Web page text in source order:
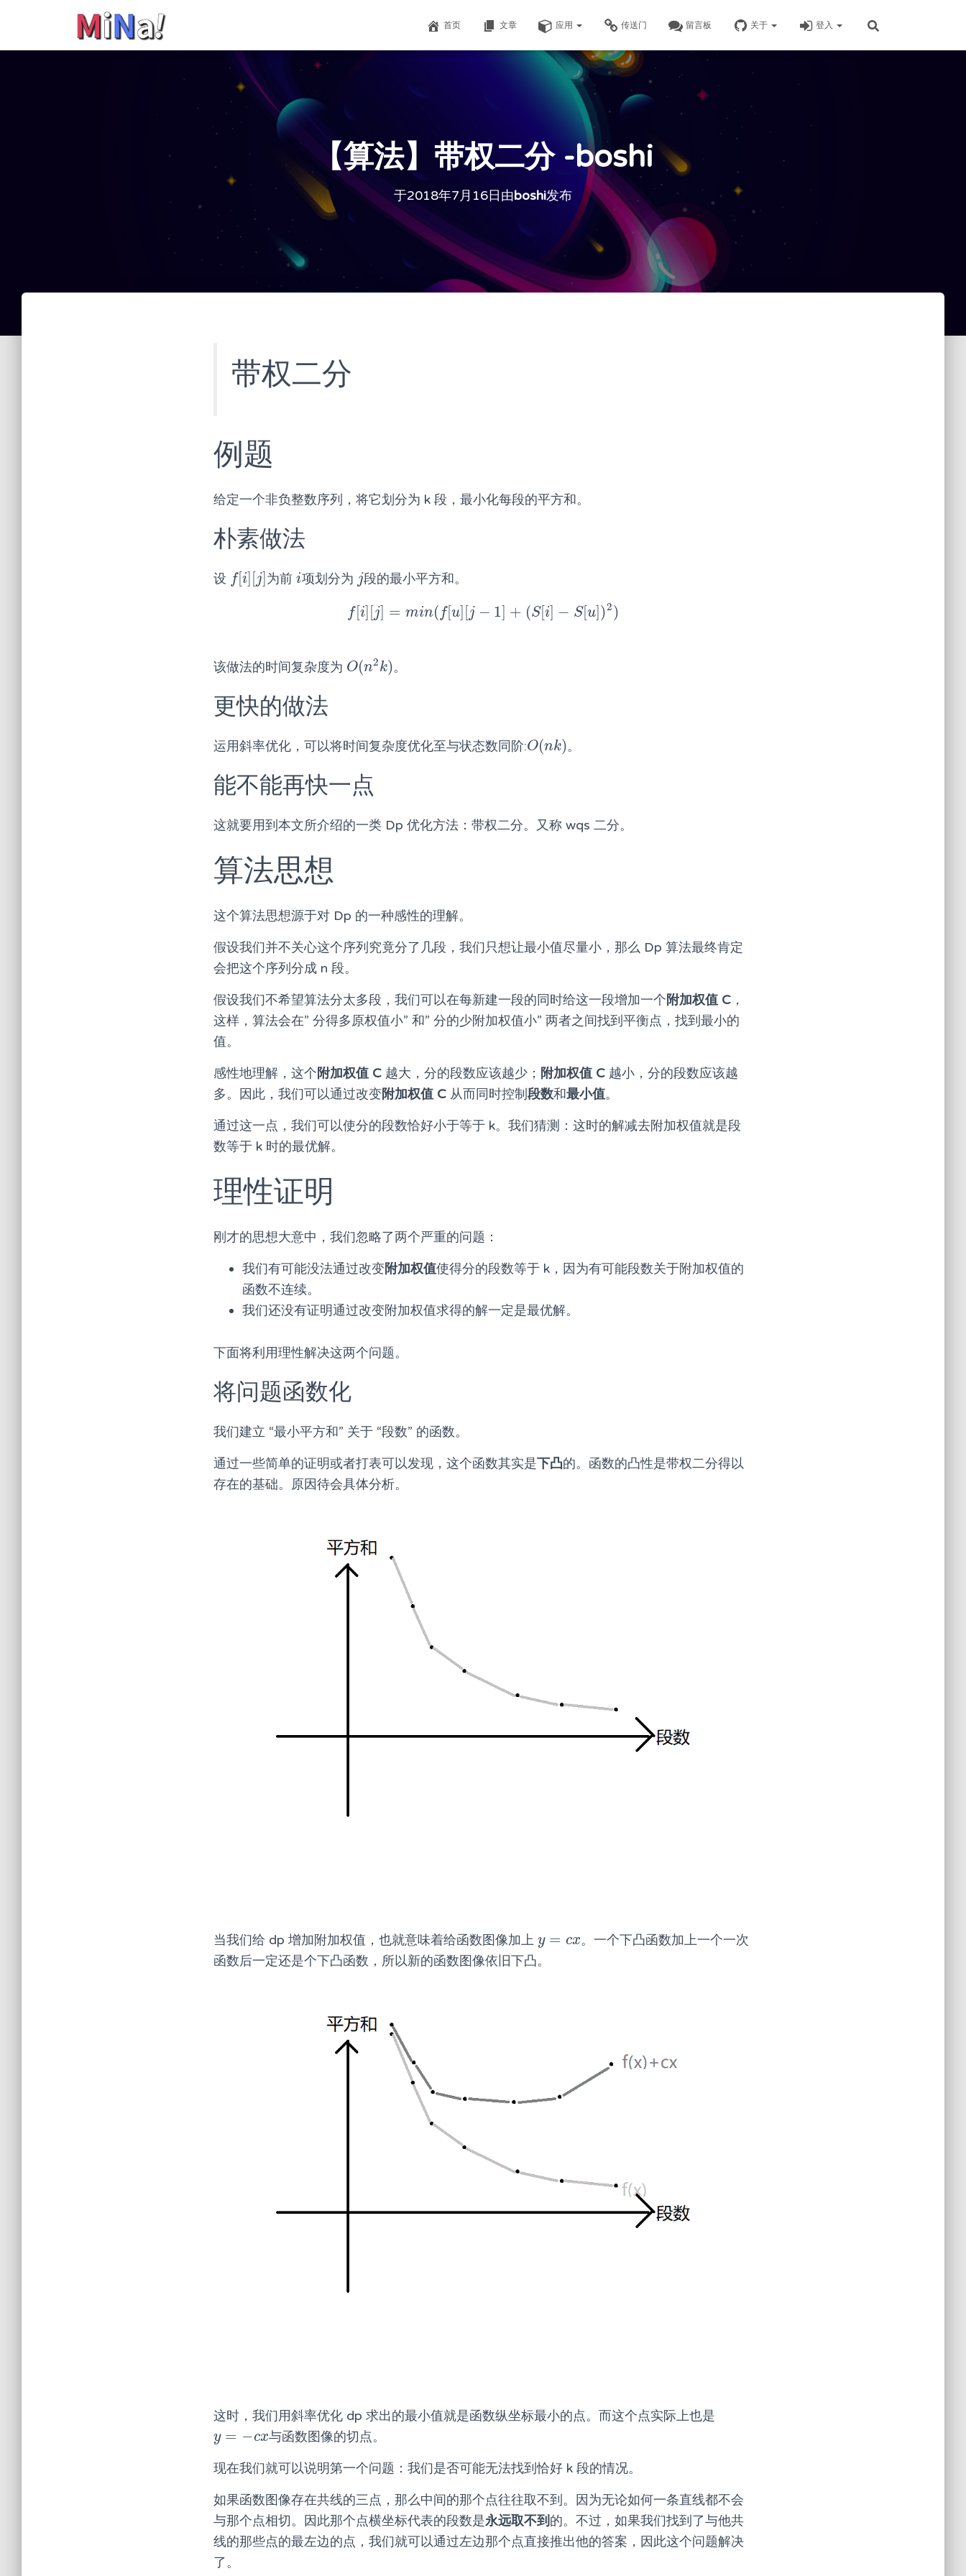
首页 文章 应用 传送门 留言板 关于 登入
【算法】带权二分 -boshi
于2018年7月16日由boshi发布
带权二分
例题
给定一个非负整数序列，将它划分为 k 段，最小化每段的平方和。
朴素做法
设 f[i] [j]
f[ ][ ] 为前 i
i项划分为 j
j 段的最小平方和。
f[i] [j] = min( f[u] [j − 1] + (S[i] − S[u])2)
f[i] [j]=mi n( f[u ][ −1]+ (S[ ]−S[ ])2)
该做法的时间复杂度为 O(n2k)
O(n2k) 。
更快的做法
运用斜率优化，可以将时间复杂度优化至与状态数同阶:O(nk)
O(nk) 。
能不能再快一点
这就要用到本文所介绍的一类 Dp 优化方法：带权二分。又称 wqs 二分。
算法思想
这个算法思想源于对 Dp 的一种感性的理解。
假设我们并不关心这个序列究竟分了几段，我们只想让最小值尽量小，那么 Dp 算法最终肯定
会把这个序列分成 n 段。
假设我们不希望算法分太多段，我们可以在每新建一段的同时给这一段增加一个附加权值 C ，
这样，算法会在” 分得多原权值小” 和” 分的少附加权值小” 两者之间找到平衡点，找到最小的
值。
感性地理解，这个附加权值 C 越大，分的段数应该越少； 附加权值 C 越小，分的段数应该越
多。因此，我们可以通过改变附加权值 C 从而同时控制 段数和最小值。
通过这一点，我们可以使分的段数恰好小于等于 k。我们猜测：这时的解减去附加权值就是段
数等于 k 时的最优解。
理性证明
刚才的思想大意中，我们忽略了两个严重的问题：
我们有可能没法通过改变附加权值使得分的段数等于 k，因为有可能段数关于附加权值的
函数不连续。
我们还没有证明通过改变附加权值求得的解一定是最优解。
下面将利用理性解决这两个问题。
将问题函数化
我们建立 “最小平方和” 关于 “段数” 的函数。
通过一些简单的证明或者打表可以发现，这个函数其实是下凸的。函数的凸性是带权二分得以
存在的基础。原因待会具体分析。
当我们给 dp 增加附加权值，也就意味着给函数图像加上 y = cx
y=c x
。一个下凸函数加上一个一次
函数后一定还是个下凸函数，所以新的函数图像依旧下凸。
这时，我们用斜率优化 dp 求出的最小值就是函数纵坐标最小的点。而这个点实际上也是
y = −cx
y=− cx
与函数图像的切点。
现在我们就可以说明第一个问题：我们是否可能无法找到恰好 k 段的情况。
如果函数图像存在共线的三点，那么中间的那个点往往取不到。因为无论如何一条直线都不会
与那个点相切。因此那个点横坐标代表的段数是永远取不到 的。不过，如果我们找到了与他共
线的那些点的最左边的点，我们就可以通过左边那个点直接推出他的答案，因此这个问题解决
了。